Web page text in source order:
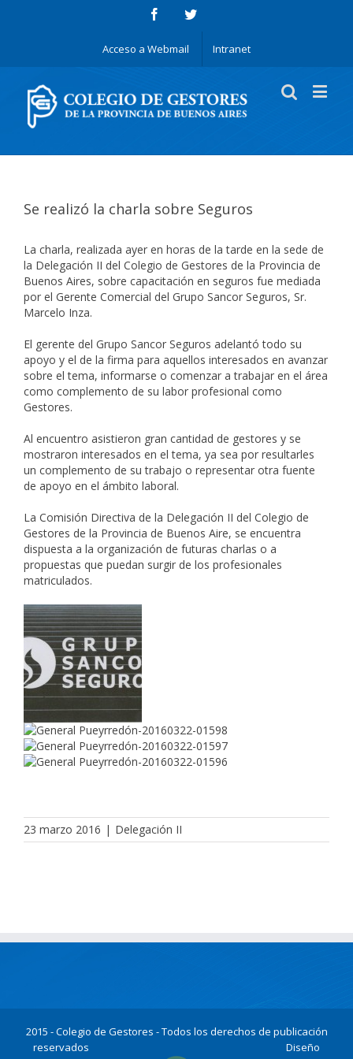
Acceso a Webmail Intranet
Se realizó la charla sobre Seguros
La charla, realizada ayer en horas de la tarde en la sede de
la Delegación II del Colegio de Gestores de la Provincia de
Buenos Aires, sobre capacitación en seguros fue mediada
por el Gerente Comercial del Grupo Sancor Seguros, Sr.
Marcelo Inza.
El gerente del Grupo Sancor Seguros adelantó todo su
apoyo y el de la firma para aquellos interesados en avanzar
sobre el tema, informarse o comenzar a trabajar en el área
como complemento de su labor profesional como
Gestores.
Al encuentro asistieron gran cantidad de gestores y se
mostraron interesados en el tema, ya sea por resultarles
un complemento de su trabajo o representar otra fuente
de apoyo en el ámbito laboral.
La Comisión Directiva de la Delegación II del Colegio de
Gestores de la Provincia de Buenos Aire, se encuentra
dispuesta a la organización de futuras charlas o a
propuestas que puedan surgir de los profesionales
matriculados.
23 marzo 2016 | Delegación II
2015 - Colegio de Gestores - Todos los derechos de publicación
reservados
Diseño